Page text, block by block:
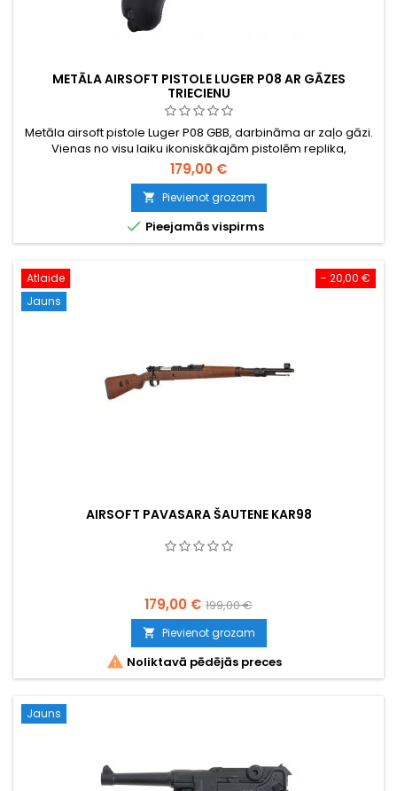
METĀLA AIRSOFT PISTOLE LUGER P08 AR GĀZES
TRIECIENU
Metāla airsoft pistole Luger P08 GBB, darbināma ar zaļo gāzi.
Vienas no visu laiku ikoniskākajām pistolēm replika,
izgatavota Taivānā, pilnībā metāla, smaga un izturīga.
179,00 €
 Pievienot grozam
 Pieejamās vispirms
- 20,00 €
Atlaide
Jauns
AIRSOFT PAVASARA ŠAUTENE KAR98
179,00 € 199,00 €
 Pievienot grozam
 Noliktavā pēdējās preces
Jauns